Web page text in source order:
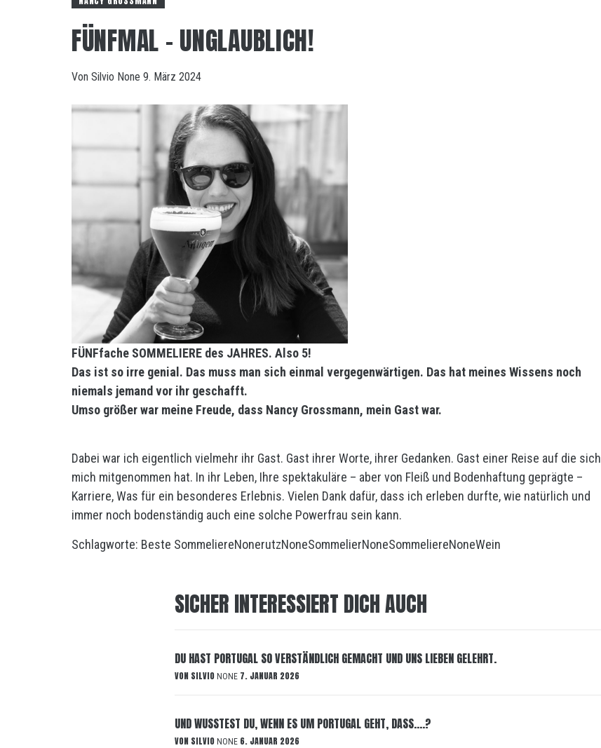
FÜNFMAL – UNGLAUBLICH!
Von Silvio None 9. März 2024
FÜNFfache SOMMELIERE des JAHRES. Also 5!
Das ist so irre genial. Das muss man sich einmal vergegenwärtigen. Das hat meines Wissens noch
niemals jemand vor ihr geschafft.
Umso größer war meine Freude, dass Nancy Grossmann, mein Gast war.
Dabei war ich eigentlich vielmehr ihr Gast. Gast ihrer Worte, ihrer Gedanken. Gast einer Reise auf die sich
mich mitgenommen hat. In ihr Leben, Ihre spektakuläre – aber von Fleiß und Bodenhaftung geprägte –
Karriere, Was für ein besonderes Erlebnis. Vielen Dank dafür, dass ich erleben durfte, wie natürlich und
immer noch bodenständig auch eine solche Powerfrau sein kann.
Schlagworte: Beste SommeliereNonerutzNoneSommelierNoneSommeliereNoneWein
SICHER INTERESSIERT DICH AUCH
DU HAST PORTUGAL SO VERSTÄNDLICH GEMACHT UND UNS LIEBEN GELEHRT.
VON SILVIO NONE 7. JANUAR 2026
UND WUSSTEST DU, WENN ES UM PORTUGAL GEHT, DASS….?
VON SILVIO NONE 6. JANUAR 2026